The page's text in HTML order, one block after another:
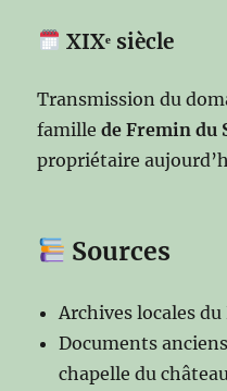
XIXᵉ siècle
Transmission du
famillede Fremin du
propriétaire
Sources
Archives locales
Documents
chapelle du